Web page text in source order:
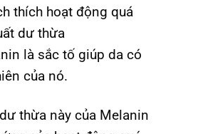
thích hoạt động quá
dư thừa
là sắc tố giúp da có
của nó.
thừa này của Melanin